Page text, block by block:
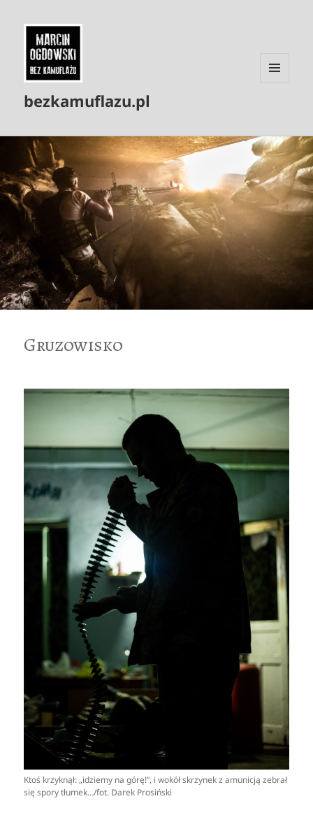
bezkamuflazu.pl
Gruzowisko
Ktoś krzyknął: „idziemy na górę!”, i wokół skrzynek z amunicją zebrał
się spory tłumek…/fot. Darek Prosiński